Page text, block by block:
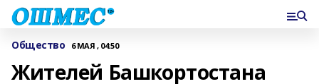
Общество 6 МАЯ , 04:50
Жителей Башкортостана